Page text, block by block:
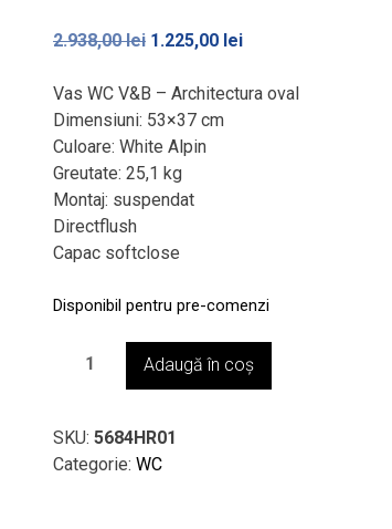
2.938,00lei Prețul
a
fost:
2.938,00 lei.
1.225,00 lei
este:
Vas WC V&B – Architectura oval
Dimensiuni: 53×37 cm
Culoare: White Alpin
Greutate: 25,1 kg
Montaj: suspendat
Directflush
Capac softclose
Disponibil pentru pre-comenzi
Cantitate
cu
capac
Adaugă în coș
SKU:5684HR01
Categorie:WC